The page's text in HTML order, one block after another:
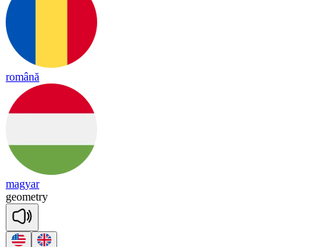
română
magyar
geometry